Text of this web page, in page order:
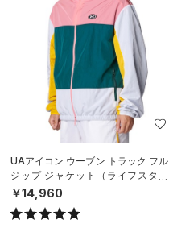
UAアイコン ウーブン トラック フル
ジップ ジャケット（ライフスタイ
ル/MEN）
￥14,960